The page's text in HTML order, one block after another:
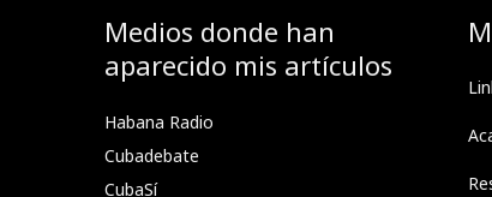
Medios donde han
aparecido mis artículos
Habana Radio
Cubadebate
CubaSí